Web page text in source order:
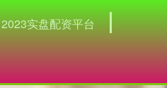
2023实盘配资平台